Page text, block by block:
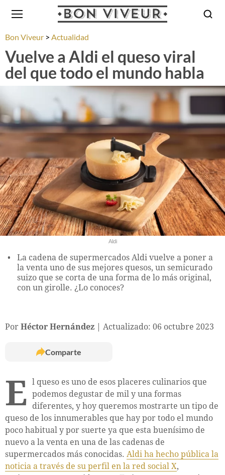
Bon Viveur Actualidad
Vuelve a Aldi el queso viral
del que todo el mundo habla
Aldi
La cadena de supermercados Aldi vuelve a poner a
la venta uno de sus mejores quesos, un semicurado
suizo que se corta de una forma de lo más original,
con un girolle. ¿Lo conoces?
Por Héctor Hernández Actualizado: 06 octubre 2023
Comparte
E l queso es uno de esos placeres culinarios que
podemos degustar de mil y una formas
diferentes, y hoy queremos mostrarte un tipo de
queso de los innumerables que hay por todo el mundo
poco habitual y por suerte ya que esta buenísimo de
nuevo a la venta en una de las cadenas de
supermercados más conocidas. Aldi ha hecho pública la
noticia a través de su perfil en la red social X,